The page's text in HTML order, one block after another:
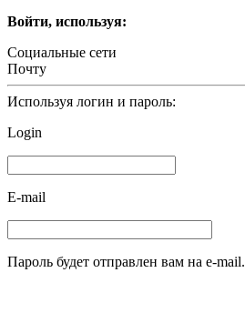
Войти, используя:
Социальные сети
Почту
Используя логин и пароль:
Login
E-mail
Пароль будет отправлен вам на e-mail.